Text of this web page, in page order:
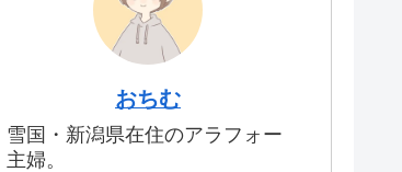
おちむ
雪国・新潟県在住のアラフォー
主婦。